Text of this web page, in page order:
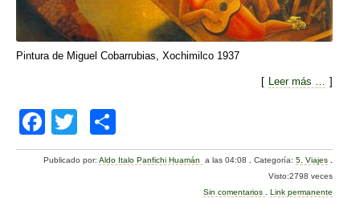
Pintura de Miguel Cobarrubias, Xochimilco 1937
[ Leer más … ]
F
a
wi
tt
o
m
Publicado por:Aldo Italo Panfichi Huamán a las 04:08 .Categoría:5. Viajes
Visto:2798 veces
Sin comentarios
Link permanente